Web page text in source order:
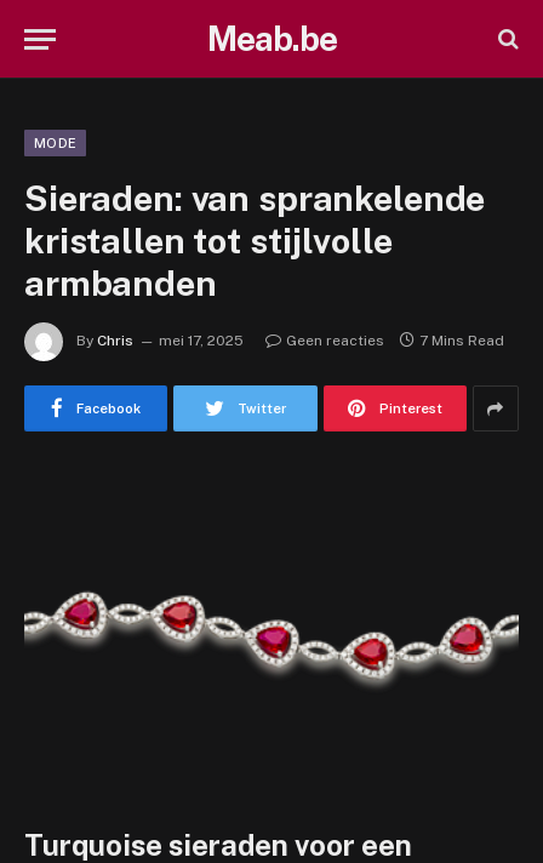
Meab.be
MODE
Sieraden: van sprankelende
kristallen tot stijlvolle
armbanden
By Chris mei 17, 2025 Geen reacties 7 Mins Read
Facebook Twitter Pinterest
Turquoise sieraden voor een